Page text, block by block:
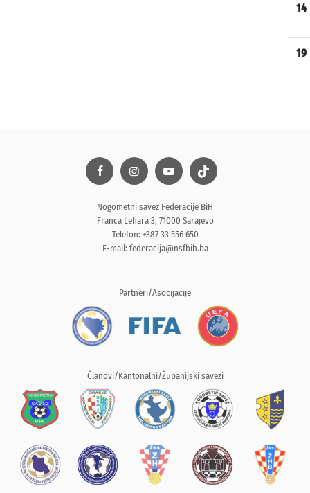
14
19
Nogometni savez Federacije BiH
Franca Lehara 3, 71000 Sarajevo
Telefon: +387 33 556 650
E-mail: federacija@nsfbih.ba
Partneri/Asocijacije
Članovi/Kantonalni/Županijski savezi